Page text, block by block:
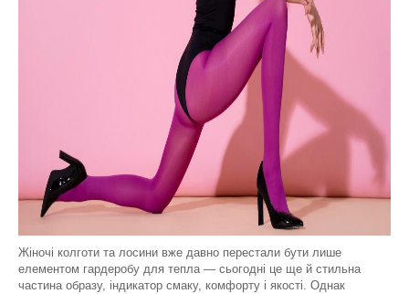
Жіночі колготи та лосини вже давно перестали бути лише
елементом гардеробу для тепла — сьогодні це ще й стильна
частина образу, індикатор смаку, комфорту і якості. Однак